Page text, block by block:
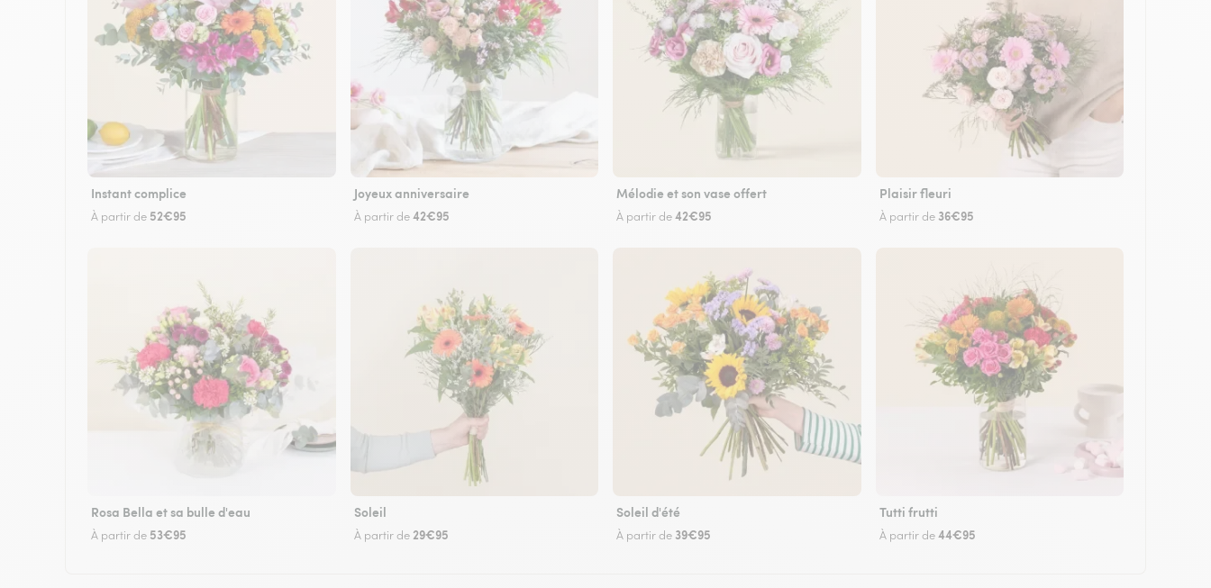
Instant complice
À partir de 52€95
Joyeux anniversaire
À partir de42€95
Mélodie et son vase offert
À partir de42€95
Plaisir fleuri
À partir de 36€95
Rosa Bella et sa bulle d'eau
À partir de 53€95
Soleil
À partir de 29€95
Soleil d'été
À partir de 39€95
Tutti frutti
À partir de44€95